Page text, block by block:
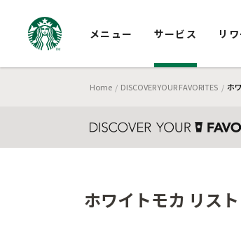
メニュー サービス リ
Home DISCOVER YOUR FAVORITES ホ
ホワイトモカ リス